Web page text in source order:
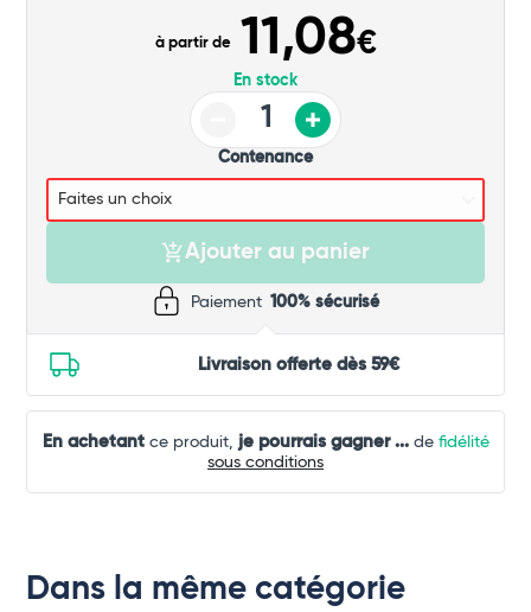
à partir de 11,08€
En stock
Contenance
Ajouter au panier
Paiement 100% sécurisé
Livraison offerte dès 59€
En achetantce produit, je pourrais gagner ...de fidélité
sous conditions
Dans la même catégorie